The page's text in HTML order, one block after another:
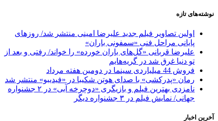
نوشته‌های تازه
اولین تصاویر فیلم جدید علیرضا امینی منتشر شد/ روزهای
پایانی مراحل فنی «سمفونی باران»
علیرضا قربانی «گل‌های باران خورده» را خواند/ رفتی و بعد از
تو دنیا غرق شد در گریه‌هایم
فروش 44 میلیاردی سینما در دومین هفته مرداد
رمان «پدرکشی» با صدای هوتن شکیبا در «فیدیبو» منتشر شد
نامزدی بهترین فیلم و بازیگری «دوچرخه آبی» در ۲ جشنواره
جهانی/ نمایش فیلم در ۳ جشنواره دیگر
آخرین اخبار